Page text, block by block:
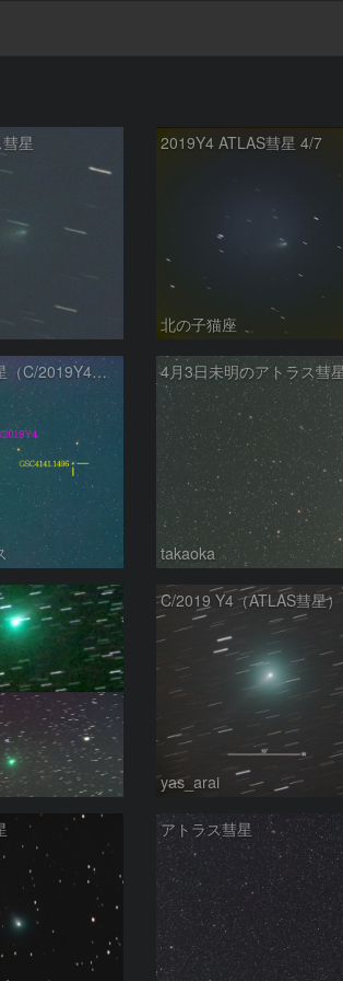
星 2019Y4 ATLAS彗星 4/7
北の子猫座
アトラス彗星（C/2019Y4）3月23日 200mm
takaoka
C/2019 Y4（ATLAS彗星）
yas_arai
アトラス彗星